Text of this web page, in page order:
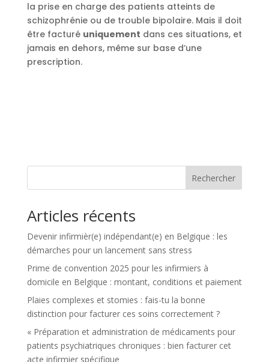
la prise en charge des patients atteints de
schizophrénie ou de trouble bipolaire. Mais il doit
être facturé uniquement dans ces situations, et
jamais en dehors, même sur base d’une
prescription.
Rechercher
Articles récents
Devenir infirmièr(e) indépendant(e) en Belgique : les
démarches pour un lancement sans stress
Prime de convention 2025 pour les infirmiers à
domicile en Belgique : montant, conditions et paiement
Plaies complexes et stomies : fais-tu la bonne
distinction pour facturer ces soins correctement ?
« Préparation et administration de médicaments pour
patients psychiatriques chroniques : bien facturer cet
acte infirmier spécifique